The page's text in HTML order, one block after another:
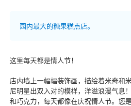
园内最大的糖果糕点店。
这里每天都是情人节！
店内墙上一幅幅装饰画，描绘着米奇和
尼明星出双入对的模样，洋溢浪漫气息
和巧克力，每天都像在庆祝情人节。您